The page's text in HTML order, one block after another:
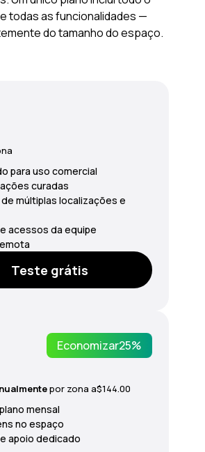
para uso comercial
curadas
múltiplas localizações e
acessos da equipe
Teste grátis
Economizar25%
por zona a$144.00
mensal
no espaço
apoio dedicado
todas as funcionalidades —
do tamanho do espaço.